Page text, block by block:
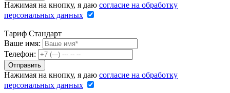
Нажимая на кнопку, я даю согласие на обработку
персональных данных
Тариф Стандарт
Ваше имя:
Телефон:
Нажимая на кнопку, я даю согласие на обработку
персональных данных